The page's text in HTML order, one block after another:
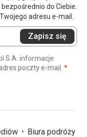
do Ciebie.
adresu e-mail.
Zapisz się
S.A. informacje
poczty e-mail. *
Biura podróży